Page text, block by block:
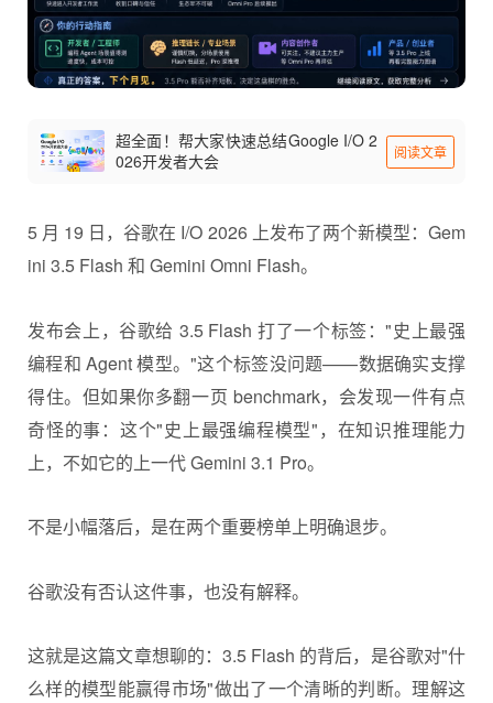
超全面！帮大家快速总结Google I/O 2
026开发者大会
阅读文章
5 月 19 日，谷歌在 I/O 2026 上发布了两个新模型： Gem
ini 3.5 Flash 和 Gemini Omni Flash。
发布会上，谷歌给 3.5 Flash 打了一个标签："史上最强
编程和Agent模型。"这个标签没问题——数据确实支撑
得住。但如果你多翻一页 benchmark，会发现一件有点
奇怪的事：这个"史上最强编程模型"，在知识推理能力
上，不如它的上一代 Gemini 3.1 Pro。
不是小幅落后，是在两个重要榜单上明确退步。
谷歌没有否认这件事，也没有解释。
这就是这篇文章想聊的：3.5 Flash 的背后，是谷歌对"什
么样的模型能赢得市场"做出了一个清晰的判断。理解这